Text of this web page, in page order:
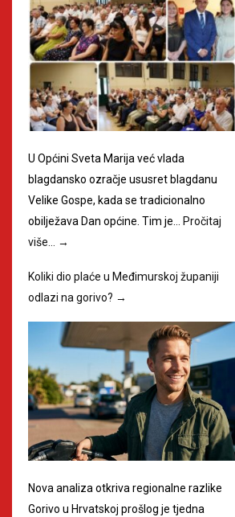
U Općini Sveta Marija već vlada
blagdansko ozračje ususret blagdanu
Velike Gospe, kada se tradicionalno
obilježava Dan općine. Tim je…
Pročitaj
više…
→
Koliki dio plaće u Međimurskoj županiji
odlazi na gorivo? →
Nova analiza otkriva regionalne razlike
Gorivo u Hrvatskoj prošlog je tjedna